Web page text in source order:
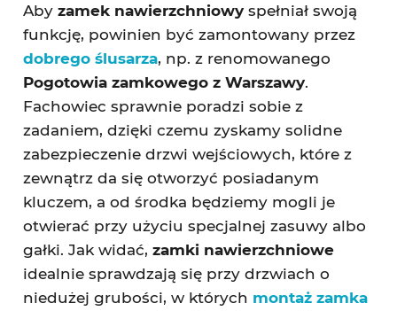
Aby zamek nawierzchniowyspełniał swoją
funkcję, powinien być zamontowany przez
dobrego ślusarza, np. z renomowanego
Pogotowia zamkowego z Warszawy.
Fachowiec sprawnie poradzi sobie z
zadaniem, dzięki czemu zyskamy solidne
zabezpieczenie drzwi wejściowych, które z
zewnątrz da się otworzyć posiadanym
kluczem, a od środka będziemy mogli je
otwierać przy użyciu specjalnej zasuwy albo
gałki. Jak widać, zamki nawierzchniowe
idealnie sprawdzają się przy drzwiach o
niedużej grubości, w których montaż zamka